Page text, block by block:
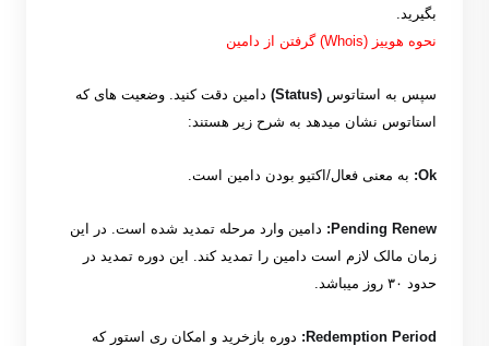
بگیرید.
نحوه هوییز (Whois) گرفتن از دامین
سپس به استاتوس (Status) دامین دقت کنید. وضعیت های که
استاتوس نشان میدهد به شرح زیر هستند:
Ok: به معنی فعال/اکتیو بودن دامین است.
Pending Renew
: دامین وارد مرحله تمدید شده است. در این
زمان مالک لازم است دامین را تمدید کند. این دوره تمدید در
حدود ۳۰ روز میباشد
.
Redemption Period
: دوره بازخرید و امکان ری استور ‎که